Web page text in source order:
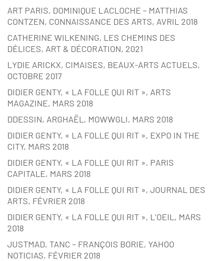
ART PARIS, DOMINIQUE LACLOCHE – MATTHIAS
CONTZEN, CONNAISSANCE DES ARTS, AVRIL 2018
CATHERINE WILKENING, LES CHEMINS DES
DÉLICES, ART & DÉCORATION, 2021
LYDIE ARICKX, CIMAISES, BEAUX-ARTS ACTUELS,
OCTOBRE 2017
DIDIER GENTY, « LA FOLLE QUI RIT », ARTS
MAGAZINE, MARS 2018
DDESSIN, ARGHAËL, MOWWGLI, MARS 2018
DIDIER GENTY, « LA FOLLE QUI RIT », EXPO IN THE
CITY, MARS 2018
DIDIER GENTY, « LA FOLLE QUI RIT », PARIS
CAPITALE, MARS 2018
DIDIER GENTY, « LA FOLLE QUI RIT », JOURNAL DES
ARTS, FÉVRIER 2018
DIDIER GENTY, « LA FOLLE QUI RIT », L’OEIL, MARS
2018
JUSTMAD, TANC – FRANÇOIS BORIE, YAHOO
NOTICIAS, FÉVRIER 2018